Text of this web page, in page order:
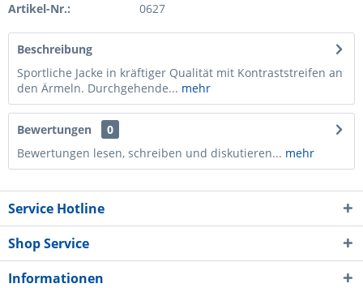
Artikel-Nr.: 0627
Beschreibung
Sportliche Jacke in kräftiger Qualität mit Kontraststreifen an
den Ärmeln. Durchgehende... mehr
Bewertungen
0
Bewertungen lesen, schreiben und diskutieren... mehr
Service Hotline
Shop Service
Informationen